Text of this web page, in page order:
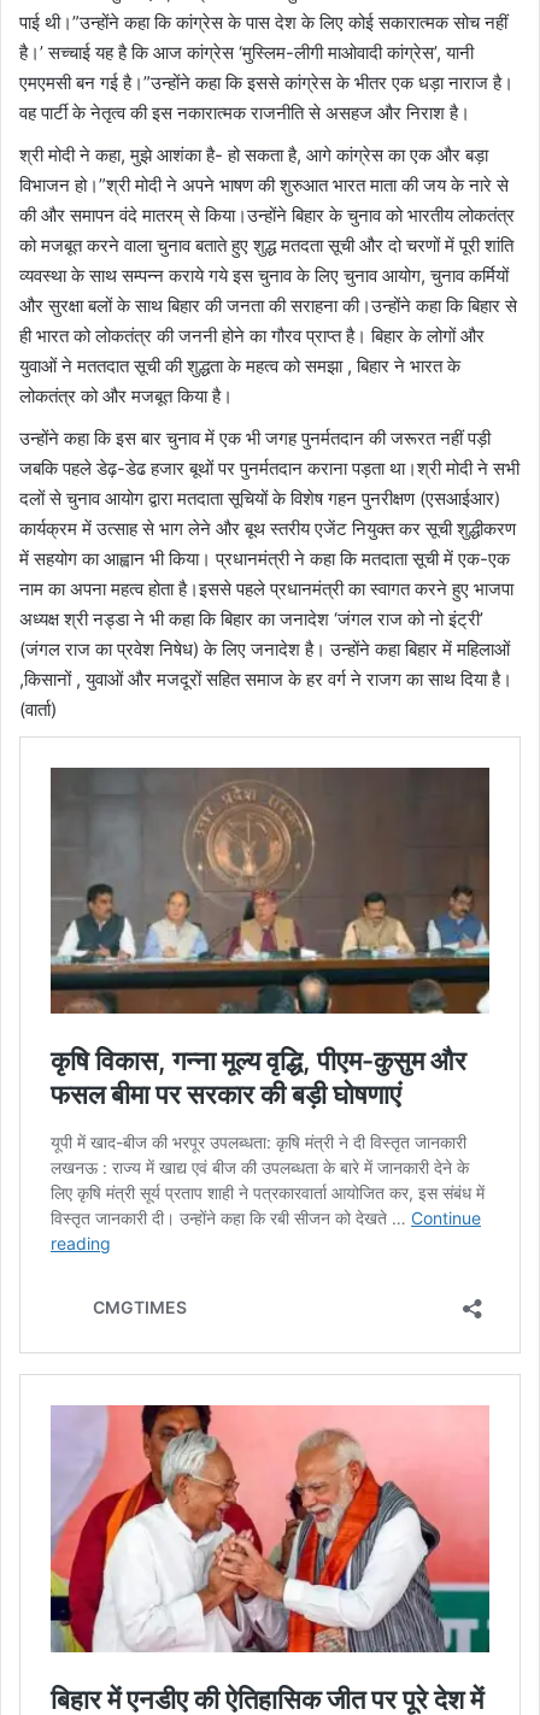
पाई थी।”उन्होंने कहा कि कांग्रेस के पास देश के लिए कोई सकारात्मक सोच नहीं
है।’ सच्चाई यह है कि आज कांग्रेस ‘मुस्लिम-लीगी माओवादी कांग्रेस’, यानी
एमएमसी बन गई है।”उन्होंने कहा कि इससे कांग्रेस के भीतर एक धड़ा नाराज है।
वह पार्टी के नेतृत्व की इस नकारात्मक राजनीति से असहज और निराश है।
श्री मोदी ने कहा, मुझे आशंका है- हो सकता है, आगे कांग्रेस का एक और बड़ा
विभाजन हो।”श्री मोदी ने अपने भाषण की शुरुआत भारत माता की जय के नारे से
की और समापन वंदे मातरम् से किया।उन्होंने बिहार के चुनाव को भारतीय लोकतंत्र
को मजबूत करने वाला चुनाव बताते हुए शुद्ध मतदता सूची और दो चरणों में पूरी शांति
व्यवस्था के साथ सम्पन्न कराये गये इस चुनाव के लिए चुनाव आयोग, चुनाव कर्मियों
और सुरक्षा बलों के साथ बिहार की जनता की सराहना की।उन्होंने कहा कि बिहार से
ही भारत को लोकतंत्र की जननी होने का गौरव प्राप्त है। बिहार के लोगों और
युवाओं ने मततदात सूची की शुद्धता के महत्व को समझा , बिहार ने भारत के
लोकतंत्र को और मजबूत किया है।
उन्होंने कहा कि इस बार चुनाव में एक भी जगह पुनर्मतदान की जरूरत नहीं पड़ी
जबकि पहले डेढ़-डेढ हजार बूथों पर पुनर्मतदान कराना पड़ता था।श्री मोदी ने सभी
दलों से चुनाव आयोग द्वारा मतदाता सूचियों के विशेष गहन पुनरीक्षण (एसआईआर)
कार्यक्रम में उत्साह से भाग लेने और बूथ स्तरीय एजेंट नियुक्त कर सूची शुद्धीकरण
में सहयोग का आह्वान भी किया। प्रधानमंत्री ने कहा कि मतदाता सूची में एक-एक
नाम का अपना महत्व होता है।इससे पहले प्रधानमंत्री का स्वागत करने हुए भाजपा
अध्यक्ष श्री नड्डा ने भी कहा कि बिहार का जनादेश ‘जंगल राज को नो इंट्री’
(जंगल राज का प्रवेश निषेध) के लिए जनादेश है। उन्होंने कहा बिहार में महिलाओं
,किसानों , युवाओं और मजदूरों सहित समाज के हर वर्ग ने राजग का साथ दिया है।
(वार्ता)